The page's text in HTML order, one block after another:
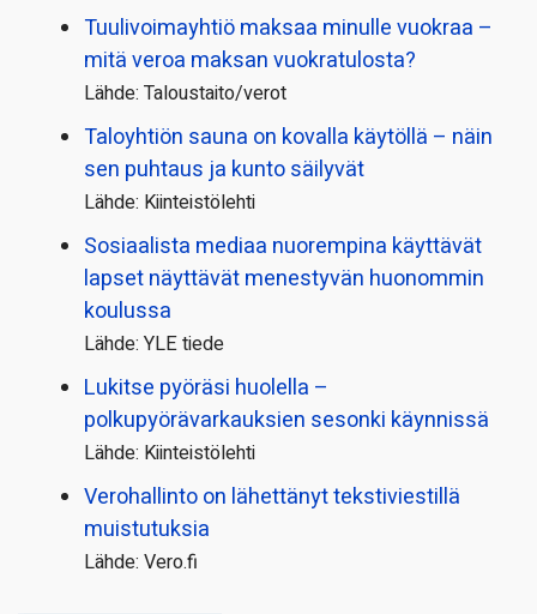
Tuulivoimayhtiö maksaa minulle vuokraa –
mitä veroa maksan vuokratulosta?
Lähde: Taloustaito/verot
Taloyhtiön sauna on kovalla käytöllä – näin
sen puhtaus ja kunto säilyvät
Lähde: Kiinteistölehti
Sosiaalista mediaa nuorempina käyttävät
lapset näyttävät menestyvän huonommin
koulussa
Lähde: YLE tiede
Lukitse pyöräsi huolella –
polkupyörävarkauksien sesonki käynnissä
Lähde: Kiinteistölehti
Verohallinto on lähettänyt tekstiviestillä
muistutuksia
Lähde: Vero.fi